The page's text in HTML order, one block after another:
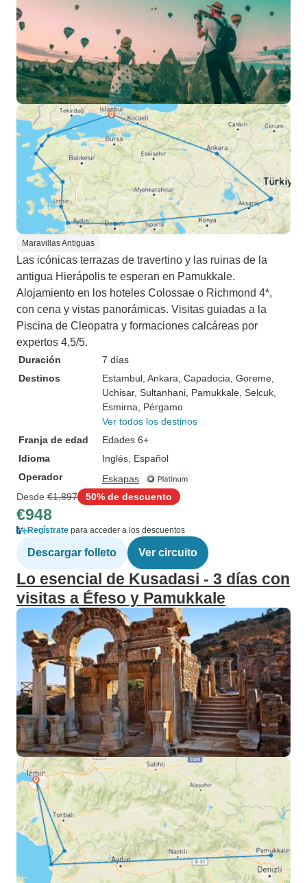
Maravillas Antiguas
Las icónicas terrazas de travertino y las ruinas de la
antigua Hierápolis te esperan en Pamukkale.
Alojamiento en los hoteles Colossae o Richmond 4*,
con cena y vistas panorámicas. Visitas guiadas a la
Piscina de Cleopatra y formaciones calcáreas por
expertos 4,5/5.
Duración
7 días
Destinos
Estambul , Ankara , Capadocia , Goreme
Uchisar, Sultanhani , Pamukkale , Selcuk
Esmirna , Pérgamo
Ver todos los destinos
Franja de edad
Edades 6+
Idioma
Inglés, Español
Operador
Eskapas
Desde €1,897 50% de descuento
€948
Regístrate para acceder a los descuentos
Descargar folleto Ver circuito
Lo esencial de Kusadasi - 3 días con
visitas a Éfeso y Pamukkale